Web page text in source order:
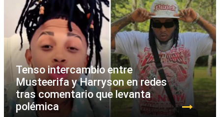
Tenso intercambio entre
Musteerifa y Harryson en redes
tras comentario que levanta
polémica